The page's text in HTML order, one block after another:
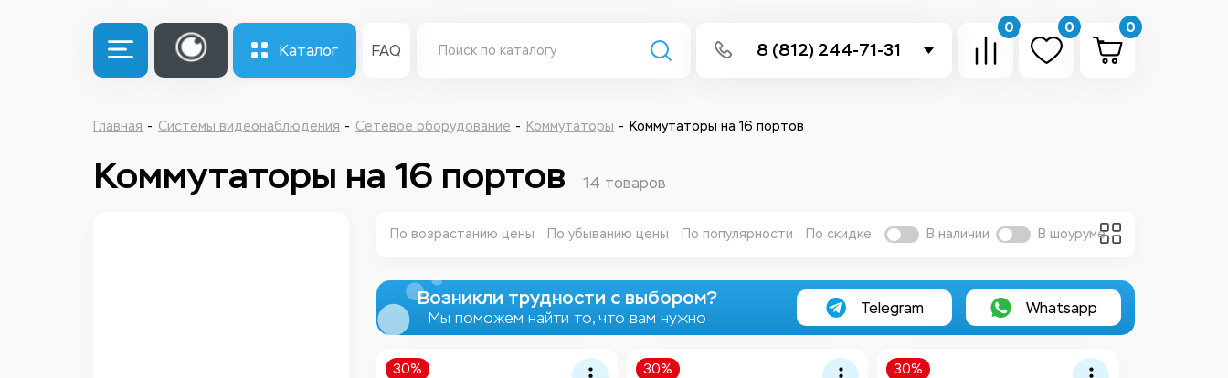
Каталог FAQ 8 (812) 244-71-31
Написать в Telegram
0 0 0
Главная Системы видеонаблюдения Сетевое оборудование Коммутаторы Коммутаторы на 16 портов
Коммутаторы на 16 портов 14 товаров
По возрастанию цены По убыванию цены По популярности По скидке В наличии В шоуруме
Возникли трудности с выбором?
Мы поможем найти то, что вам нужно
Telegram Whatsapp
30% 30% 30%